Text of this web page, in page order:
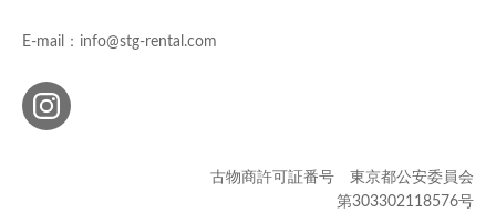
E-mail：info@stg-rental.com
古物商許可証番号 東京都公安委員会
第303302118576号